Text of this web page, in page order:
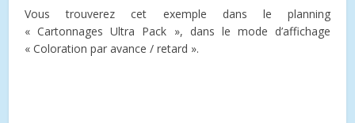
Vous trouverez cet exemple dans le planning
« Cartonnages Ultra Pack », dans le mode d’affichage
« Coloration par avance / retard ».